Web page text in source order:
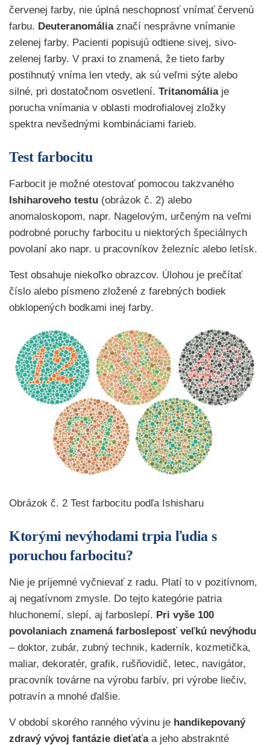
červenej farby, nie úplná neschopnosť vnímať červenú
farbu. Deuteranomáliaznačí nesprávne vnímanie
zelenej farby. Pacienti popisujú odtiene sivej, sivo-
zelenej farby. V praxi to znamená, že tieto farby
postihnutý vníma len vtedy, ak sú veľmi sýte alebo
silné, pri dostatočnom osvetlení. Tritanomáliaje
porucha vnímania v oblasti modrofialovej zložky
spektra nevšednými kombináciami farieb.
Test farbocitu
Farbocit je možné otestovať pomocou takzvaného
Ishiharoveho testu (obrázok č. 2) alebo
anomaloskopom, napr. Nagelovým, určeným na veľmi
podrobné poruchy farbocitu u niektorých špeciálnych
povolaní ako napr. u pracovníkov železníc alebo letísk.
Test obsahuje niekoľko obrazcov. Úlohou je prečítať
číslo alebo písmeno zložené z farebných bodiek
obklopených bodkami inej farby.
Obrázok č. 2 Test farbocitu podľa Ishisharu
Ktorými nevýhodami trpia ľudia s
poruchou farbocitu?
Nie je príjemné vyčnievať z radu. Platí to v pozitívnom,
aj negatívnom zmysle. Do tejto kategórie patria
hluchonemí, slepí, aj farboslepí. Pri vyše 100
povolaniach znamená farbosleposť veľkú nevýhodu
– doktor, zubár, zubný technik, kaderník, kozmetička,
maliar, dekoratér, grafik, rušňovidič, letec, navigátor,
pracovník továrne na výrobu farbív, pri výrobe liečiv,
potravín a mnohé ďalšie.
V období skorého ranného vývinu je handikepovaný
zdravý vývoj fantázie dieťaťaa jeho abstraknté